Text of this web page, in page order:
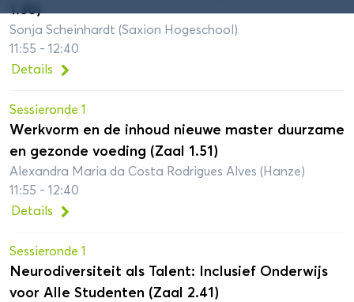
1.30)
Sonja Scheinhardt (Saxion Hogeschool)
11:55 - 12:40
Details
Sessieronde 1
Werkvorm en de inhoud nieuwe master duurzame
en gezonde voeding (Zaal 1.51)
Alexandra Maria da Costa Rodrigues Alves (Hanze)
11:55 - 12:40
Details
Sessieronde 1
Neurodiversiteit als Talent: Inclusief Onderwijs
voor Alle Studenten (Zaal 2.41)